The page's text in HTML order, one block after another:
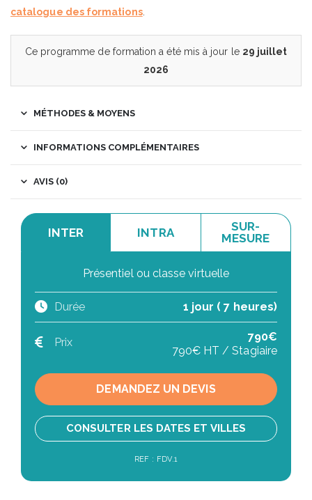
catalogue des formations.
Ce programme de formation a été mis à jour le 29 juillet
2026
MÉTHODES & MOYENS
INFORMATIONS COMPLÉMENTAIRES
AVIS (0)
INTER INTRA
SUR-
MESURE
Présentiel ou classe virtuelle
Durée 1 jour ( 7 heures)
Prix
790€
790€ HT / Stagiaire
DEMANDEZ UN DEVIS
CONSULTER LES DATES ET VILLES
REF : FDV.1